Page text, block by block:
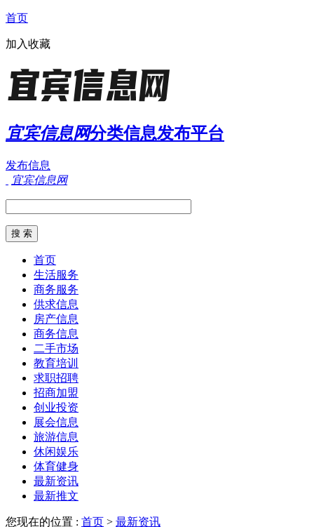
首页
加入收藏
宜宾信息网分类信息发布平台
发布信息
宜宾信息网
首页
生活服务
商务服务
供求信息
房产信息
商务信息
二手市场
教育培训
求职招聘
招商加盟
创业投资
展会信息
旅游信息
休闲娱乐
体育健身
最新资讯
最新推文
您现在的位置 : 首页 > 最新资讯